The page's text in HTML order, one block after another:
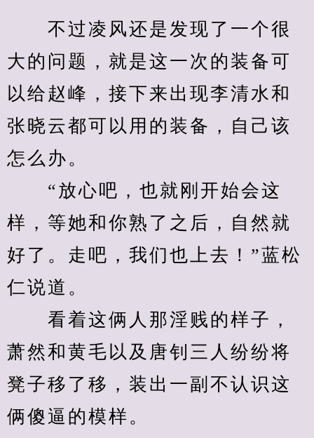
不过凌风还是发现了一个很
大的问题，就是这一次的装备可
以给赵峰，接下来出现李清水和
张晓云都可以用的装备，自己该
怎么办。
“放心吧，也就刚开始会这
样，等她和你熟了之后，自然就
好了。走吧，我们也上去！”蓝松
仁说道。
看着这俩人那淫贱的样子，
萧然和黄毛以及唐钊三人纷纷将
凳子移了移，装出一副不认识这
俩傻逼的模样。